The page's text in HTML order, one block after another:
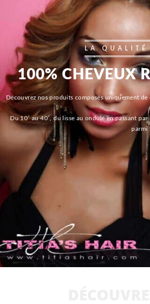
LA QUALITÉ
100% CHEVEUX
Découvrez nos produits composés uniquement de
Du 10′ au 40′, du lisse au ondulé en passant
parmi